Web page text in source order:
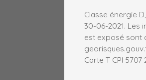
Classe énergie
30-06-2021. Les
est exposé sont
Carte T CPI 5707